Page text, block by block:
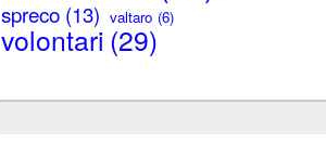
spreco (13) valtaro (6)
volontari (29)